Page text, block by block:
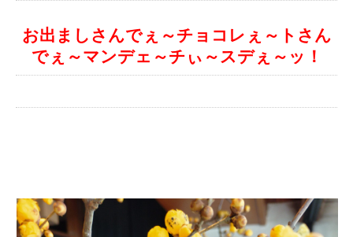
お出ましさんでぇ～チョコレぇ～トさん
でぇ～マンデェ～チぃ～スデぇ～ッ！